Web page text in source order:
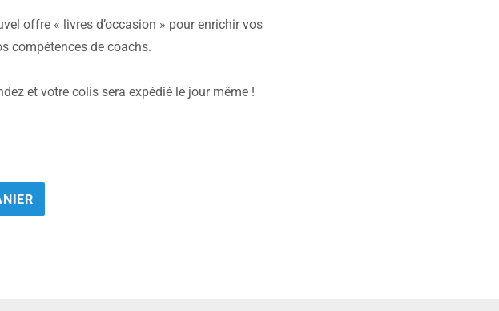
offre « livres d’occasion » pour enrichir vos
compétences de coachs.
et votre colis sera expédié le jour même !